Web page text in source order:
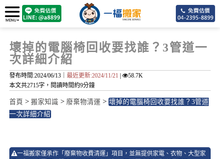
壞掉的電腦椅回收要找誰？3管道一
次詳細介紹
發布時間:2024/06/13｜ 最近更新:2024/11/21
58.7K
本文共2715字，閱讀時間約9分鐘
首頁 > 搬家知識 > 廢棄物清運 > 壞掉的電腦椅回收要找誰？3管道
一次詳細介紹
一福搬家僅承作「廢棄物收費清運」項目，並無提供家電、衣物、大型家